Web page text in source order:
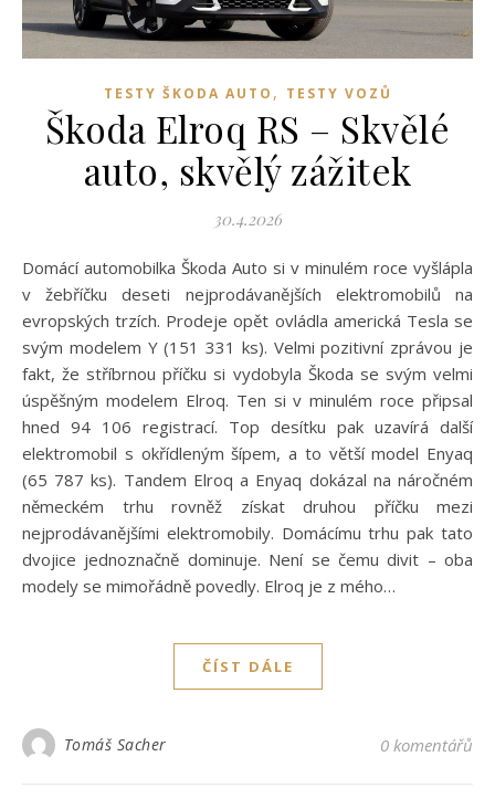
TESTY ŠKODA AUTO , TESTY VOZŮ
Škoda Elroq RS – Skvělé
auto, skvělý zážitek
30.4.2026
Domácí automobilka Škoda Auto si v minulém roce vyšlápla
v žebříčku deseti nejprodávanějších elektromobilů na
evropských trzích. Prodeje opět ovládla americká Tesla se
svým modelem Y (151 331 ks). Velmi pozitivní zprávou je
fakt, že stříbrnou příčku si vydobyla Škoda se svým velmi
úspěšným modelem Elroq. Ten si v minulém roce připsal
hned 94 106 registrací. Top desítku pak uzavírá další
elektromobil s okřídleným šípem, a to větší model Enyaq
(65 787 ks). Tandem Elroq a Enyaq dokázal na náročném
německém trhu rovněž získat druhou příčku mezi
nejprodávanějšími elektromobily. Domácímu trhu pak tato
dvojice jednoznačně dominuje. Není se čemu divit – oba
modely se mimořádně povedly. Elroq je z mého…
ČÍST DÁLE
Tomáš Sacher 0 komentářů